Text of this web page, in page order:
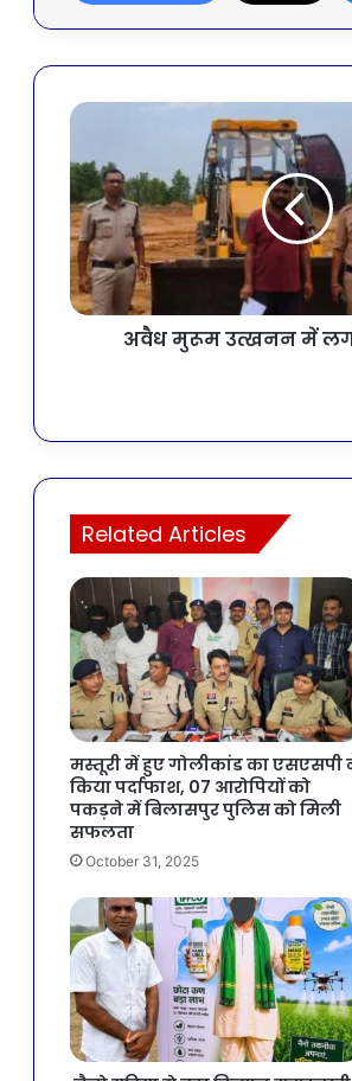
अवैध मुरूम उत्खनन में
Related Articles
मस्तूरी में हुए गोलीकांड का एसएसपी
किया पर्दाफाश, 07 आरोपियों को
पकड़ने में बिलासपुर पुलिस को मिली
सफलता
October 31, 2025